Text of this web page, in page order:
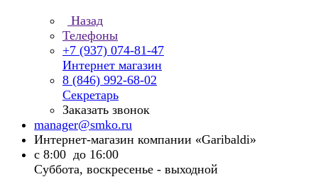
Назад
Телефоны
+7 (937) 074-81-47
Интернет магазин
8 (846) 992-68-02
Секретарь
Заказать звонок
manager@smko.ru
Интернет-магазин компании «Garibaldi»
с 8:00 до 16:00
Суббота, воскресенье - выходной